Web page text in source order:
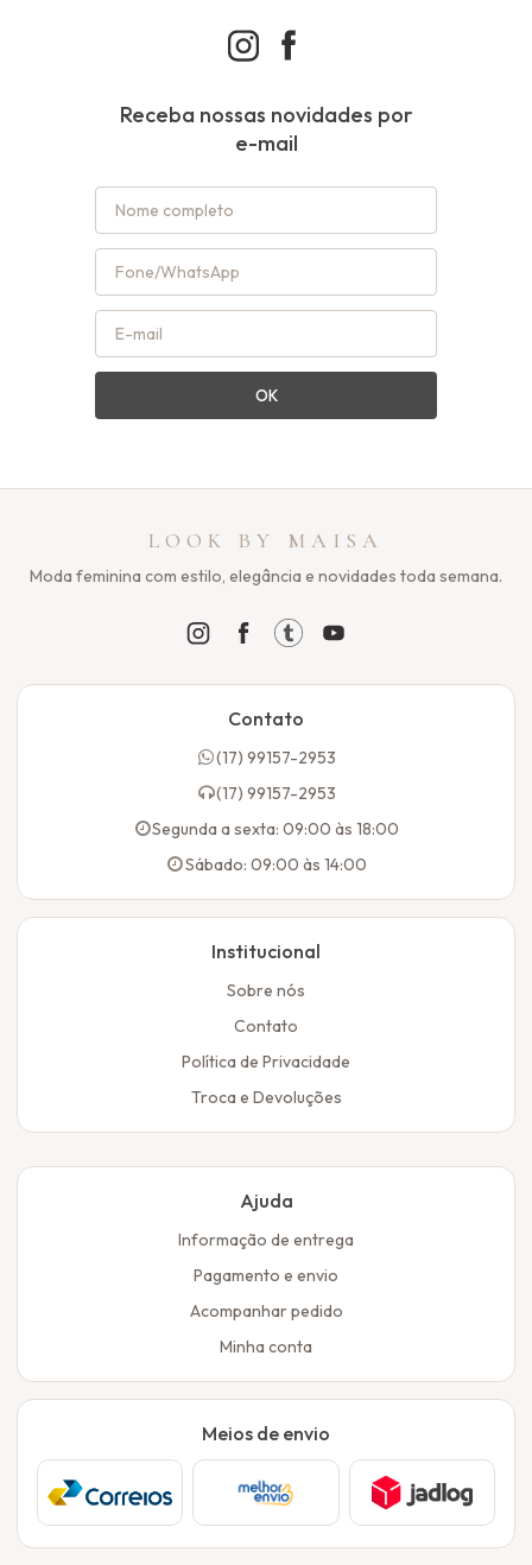
Receba nossas novidades por
e-mail
OK
LOOK BY MAISA
Moda feminina com estilo, elegância e novidades toda semana.
Contato
(17) 99157-2953
(17) 99157-2953
Segunda a sexta: 09:00 às 18:00
Sábado: 09:00 às 14:00
Institucional
Sobre nós
Contato
Política de Privacidade
Troca e Devoluções
Ajuda
Informação de entrega
Pagamento e envio
Acompanhar pedido
Minha conta
Meios de envio